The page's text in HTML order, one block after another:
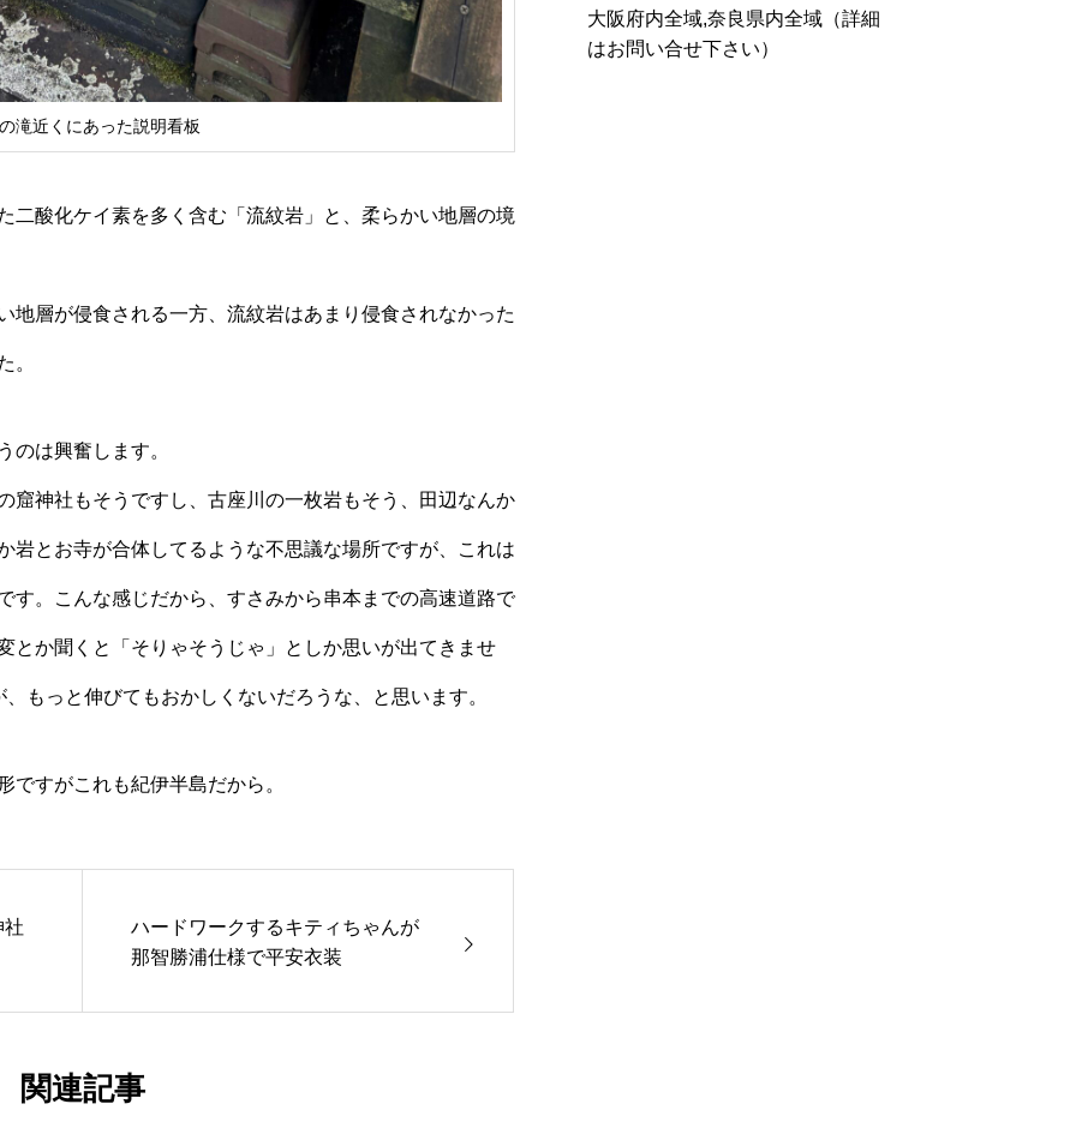
滝近くにあった説明看板
二酸化ケイ素を多く含む「流紋岩」と、柔らかい地層の境
地層が侵食される一方、流紋岩はあまり侵食されなかった
。
のは興奮します。
窟神社もそうですし、古座川の一枚岩もそう、田辺なんか
岩とお寺が合体してるような不思議な場所ですが、これは
す。こんな感じだから、すさみから串本までの高速道路で
とか聞くと「そりゃそうじゃ」としか思いが出てきませ
もっと伸びてもおかしくないだろうな、と思います。
ですがこれも紀伊半島だから。
社
ハードワークするキティちゃんが
那智勝浦仕様で平安衣装
関連記事
大阪府内全域,奈良県内全域（詳細
はお問い合せ下さい）